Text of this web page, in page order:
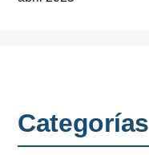
Categorías